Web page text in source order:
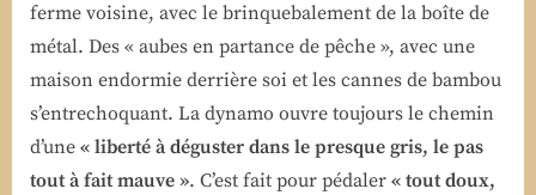
ferme voisine, avec le brinquebalement de la boîte de
métal. Des « aubes en partance de pêche », avec une
maison endormie derrière soi et les cannes de bambou
s’entrechoquant. La dynamo ouvre toujours le chemin
d’une « liberté à déguster dans le presque gris, le pas
tout à fait mauve ». C’est fait pour pédaler « tout doux,